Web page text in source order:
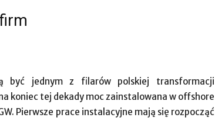
być jednym z filarów polskiej transformacji
koniec tej dekady moc zainstalowana w offshore
Pierwsze prace instalacyjne mają się rozpocząć